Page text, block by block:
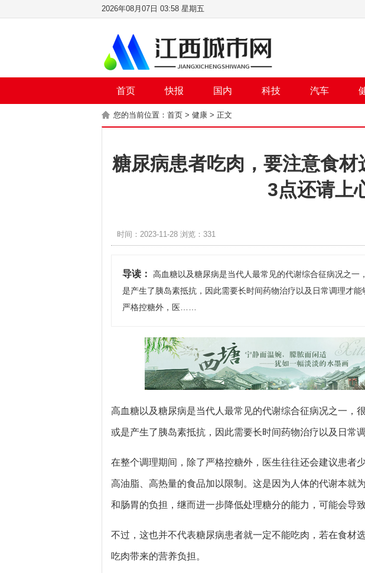
2026年08月07日 03:58 星期五
首页 快报 国内 科技 汽车
您的当前位置： 首页 > 健康 > 正文
糖尿病患者吃肉，要注意食
3点还请上
时间：2023-11-28 浏览：331
导读：
高血糖以及糖尿病是当代人最常见的代谢综合征病况之一
是产生了胰岛素抵抗，因此需要长时间药物治疗以及日常调理才
严格控糖外，医……
高血糖以及糖尿病是当代人最常见的代谢综合征病况之一，
或是产生了胰岛素抵抗，因此需要长时间药物治疗以及日常
在整个调理期间，除了严格控糖外，医生往往还会建议患者
高油脂、高热量的食品加以限制。这是因为人体的代谢本就
和肠胃的负担，继而进一步降低处理糖分的能力，可能会导
不过，这也并不代表糖尿病患者就一定不能吃肉，若在食材
吃肉带来的营养负担。